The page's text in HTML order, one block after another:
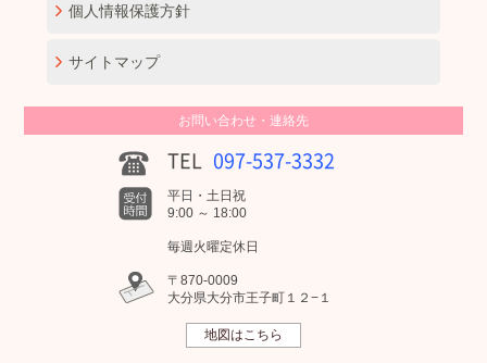
個人情報保護方針
サイトマップ
お問い合わせ・連絡先
TEL 097-537-3332
平日・土日祝
9:00 ～ 18:00
毎週火曜定休日
〒870-0009
大分県大分市王子町１２−１
地図はこちら